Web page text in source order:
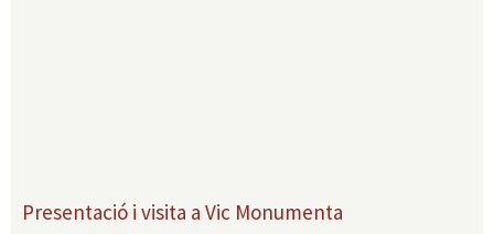
Presentació i visita a Vic Monumenta